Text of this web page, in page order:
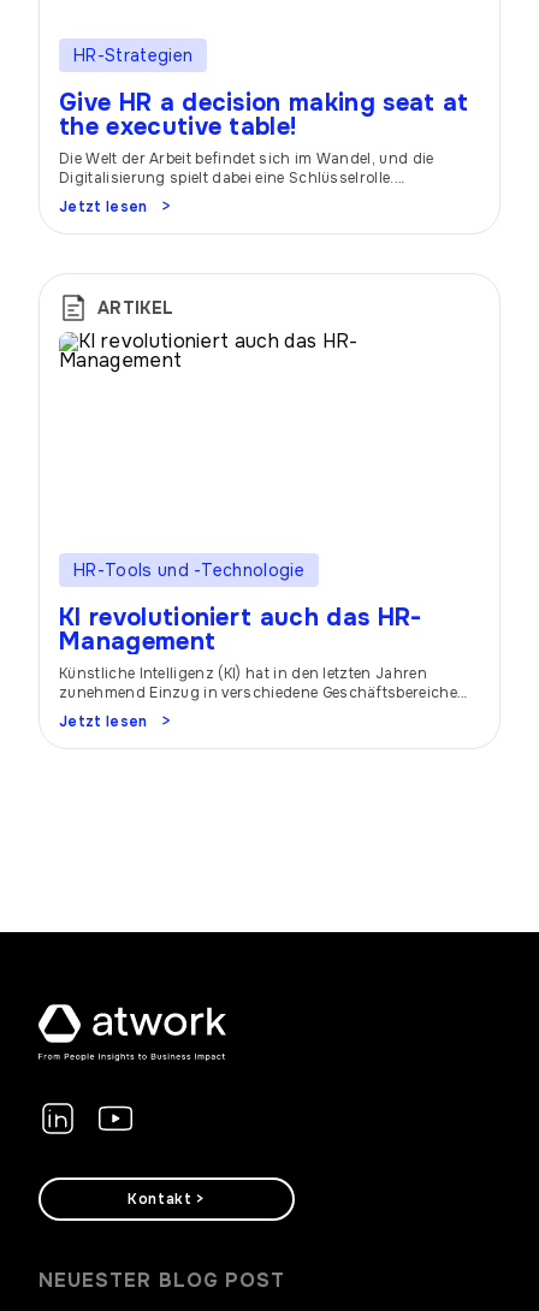
HR-Strategien
Give HR a decision making seat at
the executive table!
Die Welt der Arbeit befindet sich im Wandel, und die
Digitalisierung spielt dabei eine Schlüsselrolle.
Insbesondere im Bereich Human Resources verändert die
Digitalisierung grundlegend, wie Aufgaben bewältigt
werden. Die Einführung digitaler Tools gepaart
Entscheidungen zu treffen, sind nicht mehr nur
wünschenswerte Zusatzkompetenzen, sondern zentrale
Anforderungen an HR-Fachkräfte. HR als […]
Jetzt lesen
ARTIKEL
HR-Tools und -Technologie
KI revolutioniert auch das HR-
Management
Künstliche Intelligenz (KI) hat in den letzten Jahren
zunehmend Einzug in verschiedene Geschäftsbereiche
gehalten, und das HR-Management bildet dabei keine
Ausnahme. Durch die Integration von KI-Technologien in
HR-Prozesse können Unternehmen ihre Effizienz
Jetzt lesen
Kontakt >
NEUESTER BLOG POST